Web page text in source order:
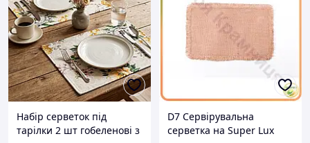
Набір серветок під
тарілки 2 шт гобеленові з
D7 Сервірувальна
серветка на Super Lux